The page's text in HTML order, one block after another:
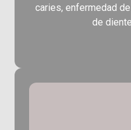
caries, enfermedad
de